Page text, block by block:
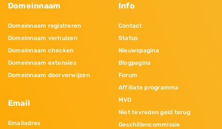
Domeinnaam
Domeinnaam registreren
Domeinnaam verhuizen
Domeinnaam checken
Domeinnaam extensies
Domeinnaam doorverwijzen
Email
Emailadres
Info
Contact
Status
Nieuwspagina
Blogpagina
Forum
Affiliate programma
MVO
Niet tevreden geld terug
Geschillencommissie